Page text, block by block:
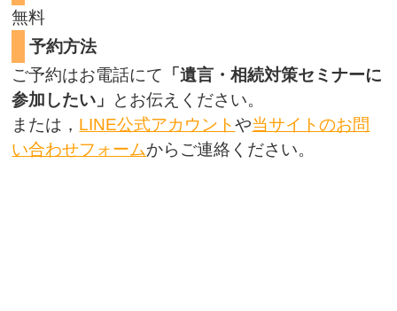
無料
予約方法
ご予約はお電話にて
「遺言・相続対策セミナーに
参加したい」
とお伝えください。
または， LINE公式アカウントや当サイトのお問
い合わせフォームからご連絡ください。